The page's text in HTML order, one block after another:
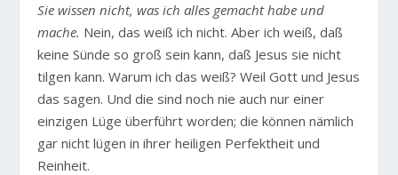
Sie wissen nicht, was ich alles gemacht habe und
mache. Nein, das weiß ich nicht. Aber ich weiß, daß
keine Sünde so groß sein kann, daß Jesus sie nicht
tilgen kann. Warum ich das weiß? Weil Gott und Jesus
das sagen. Und die sind noch nie auch nur einer
einzigen Lüge überführt worden; die können nämlich
gar nicht lügen in ihrer heiligen Perfektheit und
Reinheit.